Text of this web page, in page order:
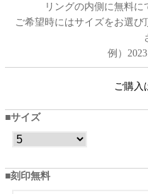
リングの内側に無料に
ご希望時にはサイズをお選
例）
ご購入
サイズ
刻印無料